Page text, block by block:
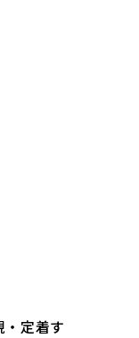
定着す